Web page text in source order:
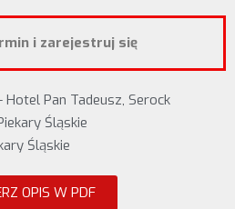
i zarejestruj się
Pan Tadeusz, Serock
Śląskie
Śląskie
OPIS W PDF